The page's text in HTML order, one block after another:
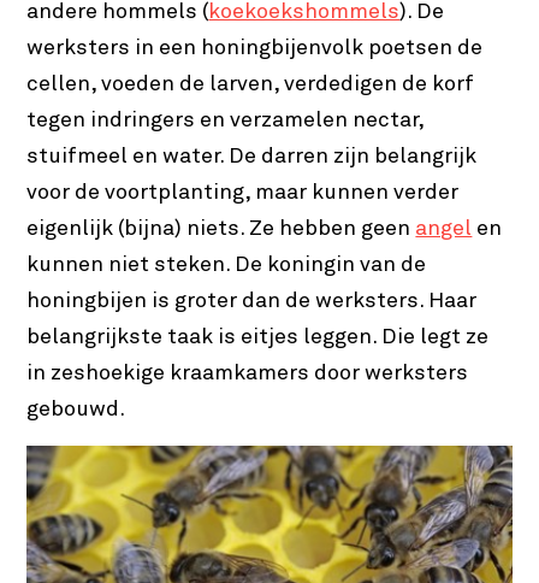
andere hommels (koekoekshommels). De
werksters in een honingbijenvolk poetsen de
cellen, voeden de larven, verdedigen de korf
tegen indringers en verzamelen nectar,
stuifmeel en water. De darren zijn belangrijk
voor de voortplanting, maar kunnen verder
eigenlijk (bijna) niets. Ze hebben geen angel en
kunnen niet steken. De koningin van de
honingbijen is groter dan de werksters. Haar
belangrijkste taak is eitjes leggen. Die legt ze
in zeshoekige kraamkamers door werksters
gebouwd.